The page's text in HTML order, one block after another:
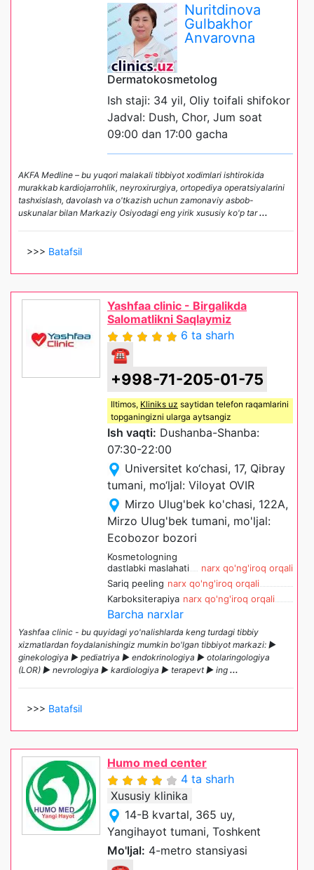
Nuritdinova
Gulbakhor
Anvarovna
Dermatokosmetolog
Ish staji: 34 yil, Oliy toifali shifokor
Jadval: Dush, Chor, Jum soat
09:00 dan 17:00 gacha
AKFA Medline – bu yuqori malakali tibbiyot xodimlari ishtirokida
murakkab kardiojarrohlik, neyroxirurgiya, ortopediya operatsiyalarini
tashxislash, davolash va o'tkazish uchun zamonaviy asbob-
uskunalar bilan Markaziy Osiyodagi eng yirik xususiy ko'p tar...
>>> Batafsil
Yashfaa clinic - Birgalikda
Salomatlikni Saqlaymiz
6 ta sharh
☎
+998-71-205-01-75
Iltimos, Kliniks uz saytidan telefon raqamlarini
topganingizni ularga aytsangiz
Ish vaqti: Dushanba-Shanba:
07:30-22:00
Universitet ko‘chasi, 17, Qibray
tumani, mo‘ljal: Viloyat OVIR
Mirzo Ulug'bek ko'chasi, 122A,
Mirzo Ulug'bek tumani, mo'ljal:
Ecobozor bozori
Kosmetologning
dastlabki maslahati
narx qo'ng'iroq orqali
Sariq peeling narx qo'ng'iroq orqali
Karboksiterapiya narx qo'ng'iroq orqali
Barcha narxlar
Yashfaa clinic - bu quyidagi yo'nalishlarda keng turdagi tibbiy
xizmatlardan foydalanishingiz mumkin bo'lgan tibbiyot markazi: ►
ginekologiya ► pediatriya ► endokrinologiya ► otolaringologiya
(LOR) ► nevrologiya ► kardiologiya ► terapevt ► ing ...
>>> Batafsil
Humo med center
4 ta sharh
Xususiy klinika
14-B kvartal, 365 uy,
Yangihayot tumani, Toshkent
Mo'ljal: 4-metro stansiyasi